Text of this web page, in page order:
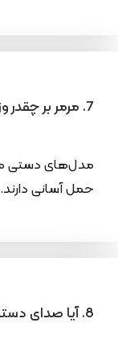
7. مرمر بر چقدر وزن دارد؟
حمل آسانی دارند.
8. آیا صدای دستگاه زیاد است؟